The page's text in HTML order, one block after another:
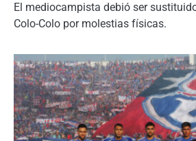
El mediocampista debió ser
Colo-Colo por molestias físicas.